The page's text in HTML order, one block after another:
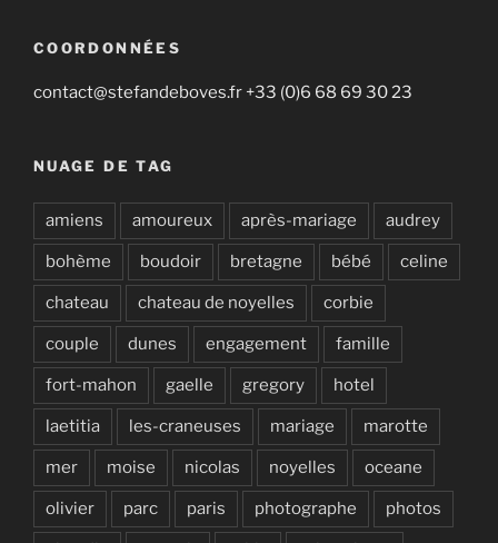
COORDONNÉES
contact@stefandeboves.fr +33 (0)6 68 69 30 23
NUAGE DE TAG
amiens amoureux après-mariage audrey
bohème boudoir bretagne bébé celine
chateau chateau de noyelles corbie
couple dunes engagement famille
fort-mahon gaelle gregory hotel
laetitia les-craneuses mariage marotte
mer moise nicolas noyelles oceane
olivier parc paris photographe photos